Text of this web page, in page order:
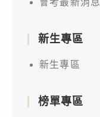
新生專區
新生專區
榜單專區